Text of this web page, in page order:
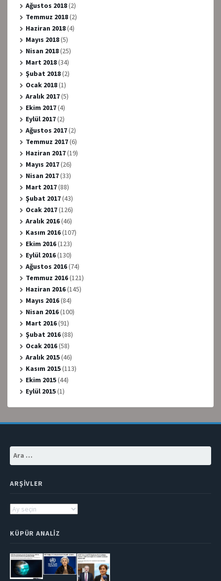
Ağustos 2018(2)
Temmuz 2018(2)
Haziran 2018(4)
Mayıs 2018(5)
Nisan 2018(25)
Mart 2018(34)
Şubat 2018(2)
Ocak 2018(1)
Aralık 2017(5)
Ekim 2017(4)
Eylül 2017(2)
Ağustos 2017(2)
Temmuz 2017(6)
Haziran 2017(19)
Mayıs 2017(26)
Nisan 2017(33)
Mart 2017(88)
Şubat 2017(43)
Ocak 2017(126)
Aralık 2016(46)
Kasım 2016(107)
Ekim 2016(123)
Eylül 2016(130)
Ağustos 2016(74)
Temmuz 2016(121)
Haziran 2016(145)
Mayıs 2016(84)
Nisan 2016(100)
Mart 2016(91)
Şubat 2016(88)
Ocak 2016(58)
Aralık 2015(46)
Kasım 2015(113)
Ekim 2015(44)
Eylül 2015(1)
Arama:
ARŞIVLER
Arşivler
KÜPÜR ANALIZ